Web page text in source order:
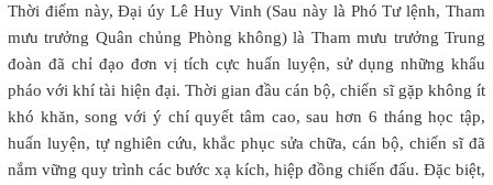
Thời điểm này, Đại úy Lê Huy Vinh (Sau này là Phó Tư lệnh, Tham
mưu trưởng Quân chủng Phòng không) là Tham mưu trưởng Trung
đoàn đã chỉ đạo đơn vị tích cực huấn luyện, sử dụng những khẩu
pháo với khí tài hiện đại. Thời gian đầu cán bộ, chiến sĩ gặp không ít
khó khăn, song với ý chí quyết tâm cao, sau hơn 6 tháng học tập,
huấn luyện, tự nghiên cứu, khắc phục sửa chữa, cán bộ, chiến sĩ đã
nắm vững quy trình các bước xạ kích, hiệp đồng chiến đấu. Đặc biệt,